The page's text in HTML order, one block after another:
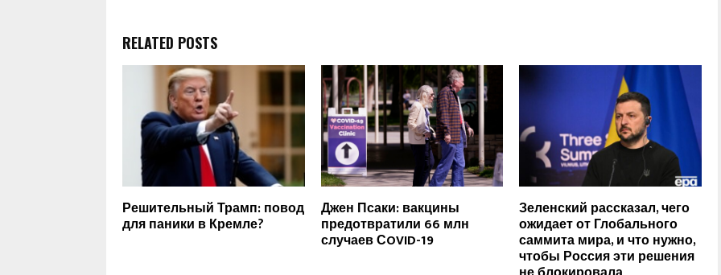
RELATED POSTS
Решительный Трамп: повод
для паники в Кремле?
Джен Псаки: вакцины
предотвратили 66 млн
случаев СOVID-19
Зеленский рассказал, чего
ожидает от Глобального
саммита мира, и что нужно,
чтобы Россия эти решения